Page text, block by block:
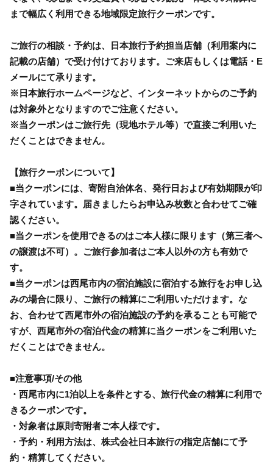
まで幅広く利用できる地域限定旅行クーポンです。
ご旅行の相談・予約は、日本旅行予約担当店舗（利用案内に
記載の店舗）で受け付けております。ご来店もしくは電話・E
メールにて承ります。
※日本旅行ホームページなど、インターネットからのご予約
は対象外となりますのでご注意ください。
※当クーポンはご旅行先（現地ホテル等）で直接ご利用いた
だくことはできません。
【旅行クーポンについて】
■当クーポンには、寄附自治体名、発行日および有効期限が印
字されています。届きましたらお申込み枚数と合わせてご確
認ください。
■当クーポンを使用できるのはご本人様に限ります（第三者へ
の譲渡は不可）。ご旅行参加者はご本人以外の方も有効で
す。
■当クーポンは西尾市内の宿泊施設に宿泊する旅行をお申し込
みの場合に限り、ご旅行の精算にご利用いただけます。な
お、合わせて西尾市外の宿泊施設の予約を承ることも可能で
すが、西尾市外の宿泊代金の精算に当クーポンをご利用いた
だくことはできません。
■注意事項/その他
・西尾市内に1泊以上を条件とする、旅行代金の精算に利用で
きるクーポンです。
・対象者は原則寄附者ご本人様です。
・予約・利用方法は、株式会社日本旅行の指定店舗にて予
約・精算してください。